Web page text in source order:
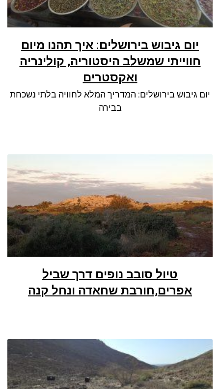
יום גיבוש בירושלים: איך תהנו מיום
חווייתי שמשלב היסטוריה, קולינריה
ואקסטרים
יום גיבוש בירושלים: המדריך המלא לחוויה בלתי נשכחת
בבירה
טיול סובב נופים דרך שביל
אפרים,חורבת שחאדה ונחל קנה